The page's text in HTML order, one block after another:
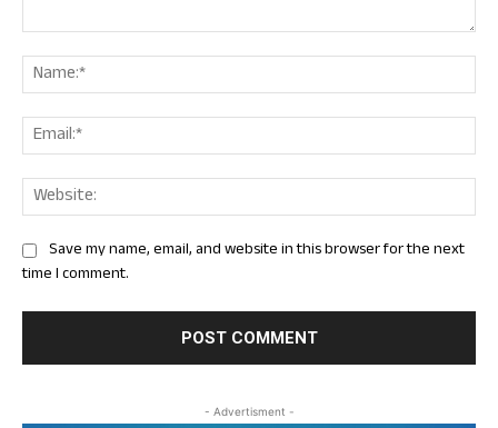
Save my name, email, and website in this browser for the next
time I comment.
- Advertisment -